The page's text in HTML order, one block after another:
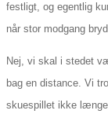
festligt, og egentlig
når stor modgang
Nej, vi skal i stedet
bag en distance. Vi
skuespillet ikke